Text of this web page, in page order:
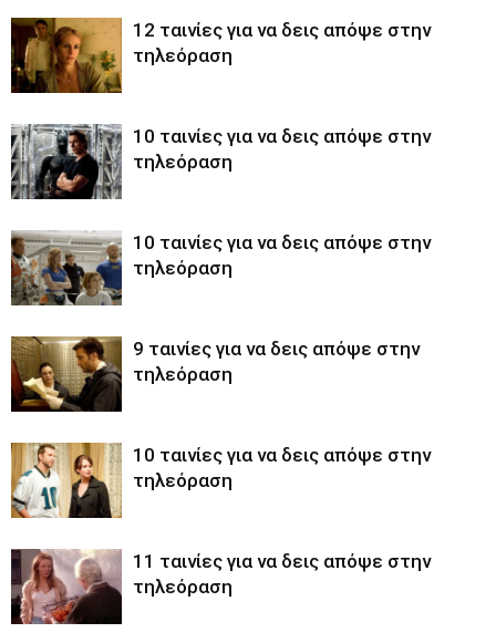
12 ταινίες για να δεις απόψε στην
τηλεόραση
10 ταινίες για να δεις απόψε στην
τηλεόραση
10 ταινίες για να δεις απόψε στην
τηλεόραση
9 ταινίες για να δεις απόψε στην
τηλεόραση
10 ταινίες για να δεις απόψε στην
τηλεόραση
11 ταινίες για να δεις απόψε στην
τηλεόραση